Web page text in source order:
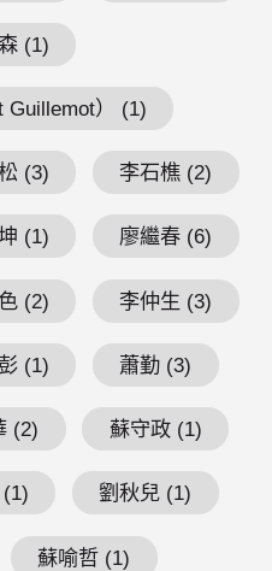
(1)
Guillemot） (1)
(3) 李石樵 (2)
(1) 廖繼春 (6)
(2) 李仲生 (3)
(1) 蕭勤 (3)
(2) 蘇守政 (1)
劉秋兒 (1)
蘇喻哲 (1)